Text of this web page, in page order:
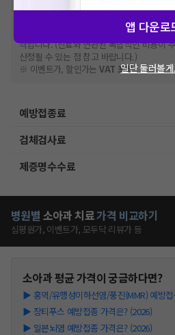
※비급여 항목의 경우,추가비용 등으로 실
한 가격은 해당 의료기관에 직접 문의해주세
건강보험심사평가원에
격입니다. (진료와 연관된 복합적인 비용이
산정될 수 있는 점 참고 바랍니다.)
※ 이벤트가, 할인가는VAT 포함
예방접종료
검체검사료
제증명수수료
병원별 소아과 치료가격 비교하기
심평원가, 이벤트가, 모두닥 리뷰가 등
소아과평균 가격이 궁금하다면?
▶ 홍역/유행성이하선염/풍진(MMR) 예방
▶ 장티푸스 예방접종 가격은? (2026)
▶ 일본뇌염 예방접종 가격은? (2026)
앱 다운로
일단 둘러볼